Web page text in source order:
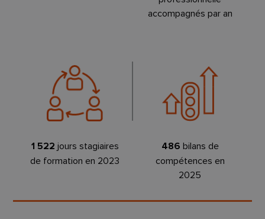
accompagnés par an
1 522 jours stagiaires
de formation en 2023
486 bilans de
compétences en
2025